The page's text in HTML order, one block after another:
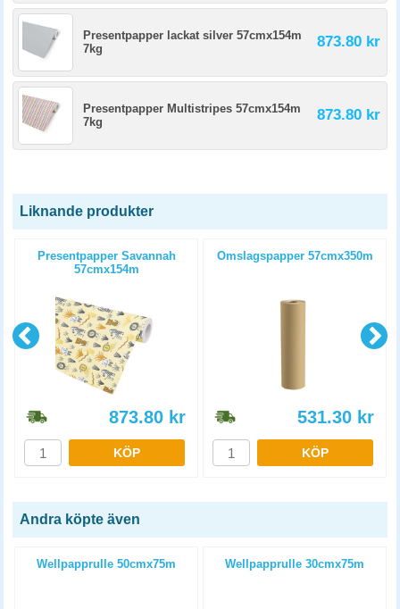
Presentpapper lackat silver 57cmx154m
7kg
873.80 kr
Presentpapper Multistripes 57cmx154m
7kg
873.80 kr
Liknande produkter
Presentpapper Savannah
57cmx154m
873.80 kr
KÖP
Omslagspapper 57cmx350m
531.30 kr
KÖP
Andra köpte även
Wellpapprulle 50cmx75m Wellpapprulle 30cmx75m